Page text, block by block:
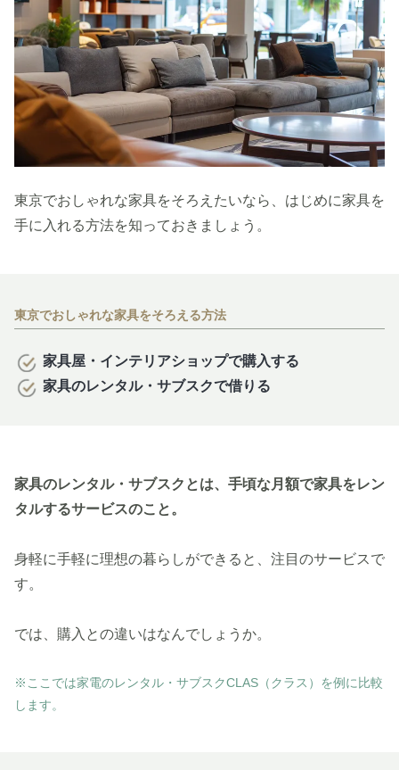
東京でおしゃれな家具をそろえたいなら、はじめに家具を
手に入れる方法を知っておきましょう。
東京でおしゃれな家具をそろえる方法
家具屋・インテリアショップで購入する
家具のレンタル・サブスクで借りる
家具のレンタル・サブスクとは、手頃な月額で家具をレン
タルするサービスのこと。
身軽に手軽に理想の暮らしができると、注目のサービスで
す。
では、購入との違いはなんでしょうか。
※ここでは家電のレンタル・サブスクCLAS（クラス）を例に比較
します。